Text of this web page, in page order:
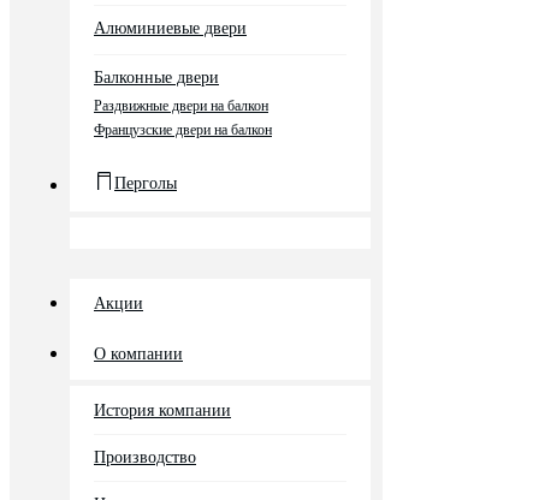
Алюминиевые двери
Балконные двери
Раздвижные двери на балкон
Французские двери на балкон
Перголы
Акции
О компании
История компании
Производство